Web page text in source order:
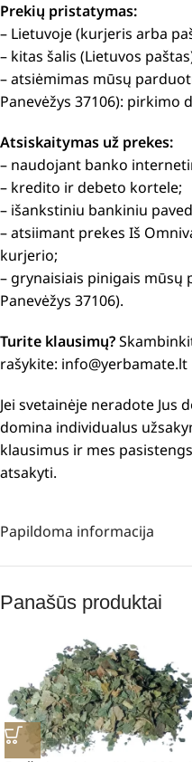
Prekių pristatymas:
– Lietuvoje (kurjeris arba
– kitas šalis (Lietuvos
– atsiėmimas mūsų
Panevėžys 37106): pirkimo
Atsiskaitymas už prekes:
– naudojant banko
– kredito ir debeto kortele;
– išankstiniu bankiniu
– atsiimant prekes Iš
kurjerio;
– grynaisiais pinigais mūsų
Panevėžys 37106).
Turite klausimų?
rašykite: info@yerbamate.lt
Jei svetainėje neradote Jus
domina individualus
klausimus ir mes
atsakyti.
Papildoma informacija
Panašūs produktai